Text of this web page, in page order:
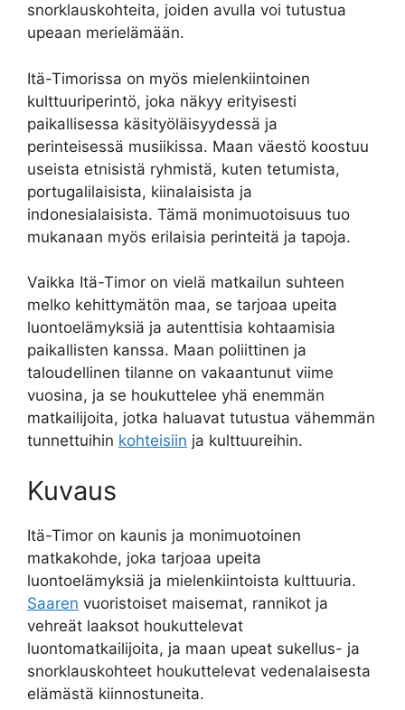
snorklauskohteita, joiden avulla voi tutustua
upeaan merielämään.
Itä-Timorissa on myös mielenkiintoinen
kulttuuriperintö, joka näkyy erityisesti
paikallisessa käsityöläisyydessä ja
perinteisessä musiikissa. Maan väestö koostuu
useista etnisistä ryhmistä, kuten tetumista,
portugalilaisista, kiinalaisista ja
indonesialaisista. Tämä monimuotoisuus tuo
mukanaan myös erilaisia perinteitä ja tapoja.
Vaikka Itä-Timor on vielä matkailun suhteen
melko kehittymätön maa, se tarjoaa upeita
luontoelämyksiä ja autenttisia kohtaamisia
paikallisten kanssa. Maan poliittinen ja
taloudellinen tilanne on vakaantunut viime
vuosina, ja se houkuttelee yhä enemmän
matkailijoita, jotka haluavat tutustua vähemmän
tunnettuihin kohteisiin ja kulttuureihin.
Kuvaus
Itä-Timor on kaunis ja monimuotoinen
matkakohde, joka tarjoaa upeita
luontoelämyksiä ja mielenkiintoista kulttuuria.
Saaren vuoristoiset maisemat, rannikot ja
vehreät laaksot houkuttelevat
luontomatkailijoita, ja maan upeat sukellus- ja
snorklauskohteet houkuttelevat vedenalaisesta
elämästä kiinnostuneita.